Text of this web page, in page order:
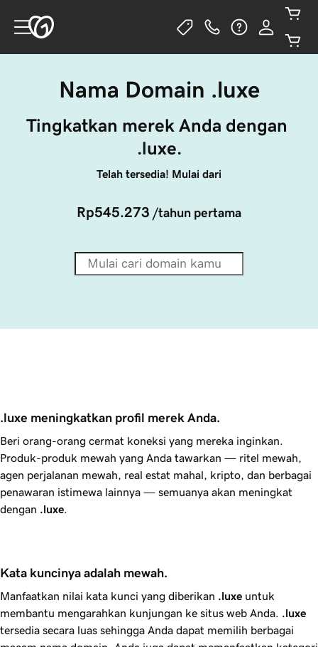
Nama Domain .luxe
Tingkatkan merek Anda dengan
.luxe.
Telah tersedia! Mulai dari
Rp545.273 /tahun pertama
.luxe meningkatkan profil merek Anda.
Beri orang-orang cermat koneksi yang mereka inginkan.
Produk-produk mewah yang Anda tawarkan — ritel mewah,
agen perjalanan mewah, real estat mahal, kripto, dan berbagai
penawaran istimewa lainnya — semuanya akan meningkat
dengan .luxe
Kata kuncinya adalah mewah.
Manfaatkan nilai kata kunci yang diberikan .luxe untuk
membantu mengarahkan kunjungan ke situs web Anda.
.luxe
tersedia secara luas sehingga Anda dapat memilih berbagai